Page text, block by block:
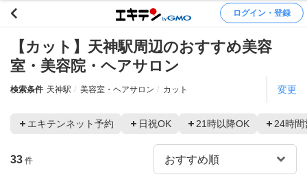
ログイン・登録
【カット】天神駅周辺のおすすめ美容
室・美容院・ヘアサロン
検索条件 天神駅 美容室・ヘアサロン カット 変更
エキテンネット予約 日祝OK 21時以降OK 24時間
33 件